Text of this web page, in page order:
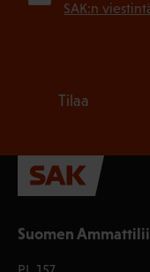
Suomen
SAK:n
Tilaa